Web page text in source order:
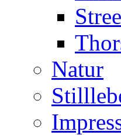
Natur